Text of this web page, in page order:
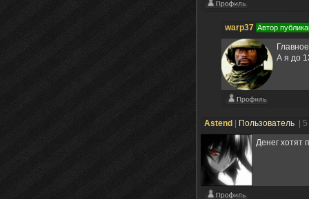
warp37 Автор
А я до
Astend Пользователь |
Денег хотят